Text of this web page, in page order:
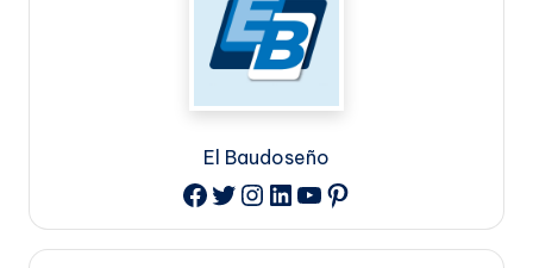
El Baudoseño
Facebook
Twitter
Instagram
LinkedIn
YouTube
Pinterest